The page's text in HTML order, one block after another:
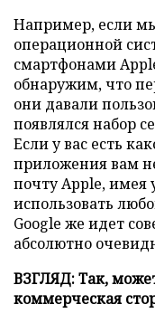
Например, если
операционной
смартфонами
обнаружим, что
они давали
появлялся набор
Если у вас есть
приложения вам
почту Apple, имея
использовать
Google же идет
абсолютно
ВЗГЛЯД: Так,
коммерческая